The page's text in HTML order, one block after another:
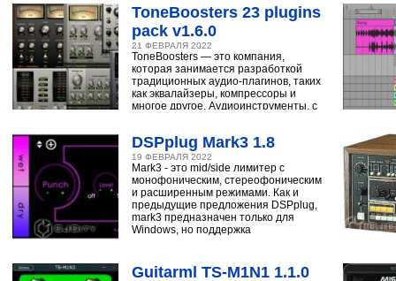
ToneBoosters 23 plugins
pack v1.6.0
21 ФЕВРАЛЯ 2022
ToneBoosters — это компания,
которая занимается разработкой
традиционных аудио-плагинов, таких
как эквалайзеры, компрессоры и
многое другое. Аудиоинструменты, с
DSPplug Mark3 1.8
19 ФЕВРАЛЯ 2022
Mark3 - это mid/side лимитер с
монофоническим, стереофоническим
и расширенным режимами. Как и
предыдущие предложения DSPplug,
mark3 предназначен только для
Windows, но поддержка
Guitarml TS-M1N1 1.1.0